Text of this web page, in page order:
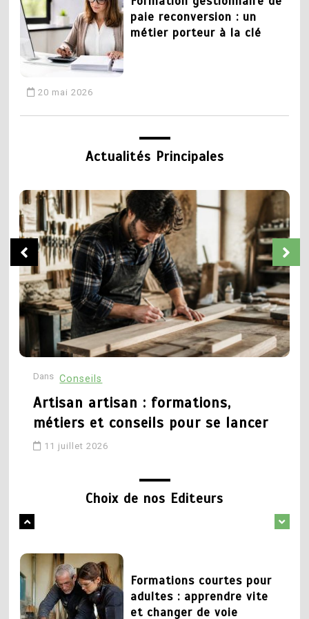
paie reconversion : un
métier porteur à la clé
20 mai 2026
3
CAP plomberie : tout
savoir sur la formation et
19 mai 2026
4
Devenir coiffeur :
formations, débouchés et
parcours pour réussir
pour exercer ce métier
Formation déménageur :
Actualités Principales
Dans Conseils
Artisan artisan : formations,
métiers et conseils pour se lancer
11 juillet 2026
Choix de nos Editeurs
5
Chaudronnier formation :
apprendre un métier
technique et recherché
Changer de metier mais
Formations courtes pour
adultes : apprendre vite
et changer de voie